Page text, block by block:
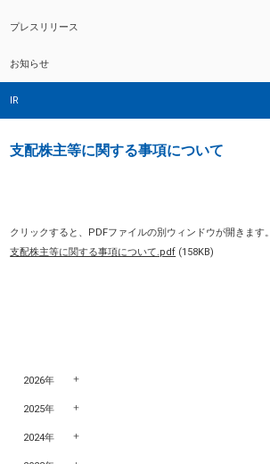
プレスリリース
お知らせ
IR
支配株主等に関する事項について
クリックすると、PDFファイルの別ウィンドウが開きます。
支配株主等に関する事項について.pdf (158KB)
2026年
2025年
2024年